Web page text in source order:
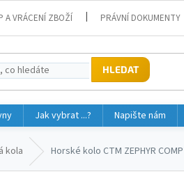
A VRÁCENÍ ZBOŽÍ PRÁVNÍ DOKUMENTY
HLEDAT
Jak vybrat ...? Napište nám
kola Horské kolo CTM ZEPHYR COMP